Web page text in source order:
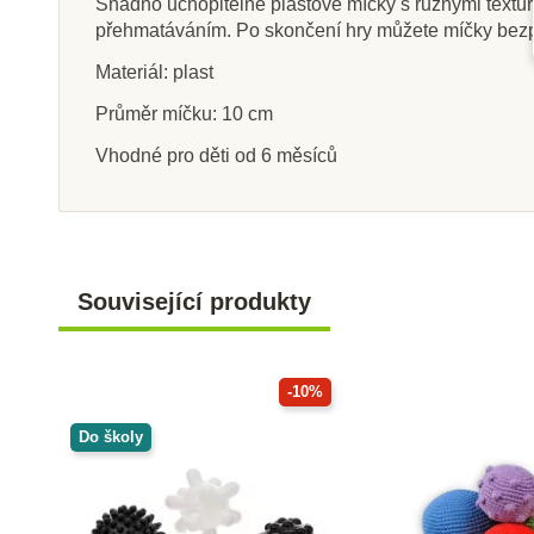
dodavatele
EDUCO - Točivý válec
Přidat do košíku
Snadno uchopitelné plastové míčky s různými
přehmatáváním. Po skončení hry můžete míčky
Materiál: plast
Průměr míčku: 10 cm
Vhodné pro děti od 6 měsíců
Související produkty
-10%
Do školy